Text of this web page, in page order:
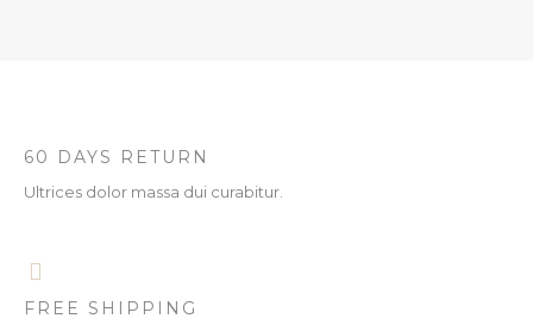
60 DAYS RETURN
Ultrices dolor massa dui curabitur.
FREE SHIPPING